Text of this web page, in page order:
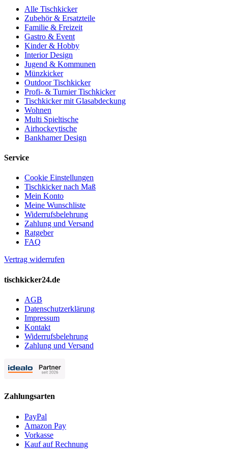
Varianten
auf.
Die
Optionen
können
auf
der
Produktseite
gewählt
werden
Alle Tischkicker
Zubehör & Ersatzteile
Familie & Freizeit
Gastro & Event
Kinder & Hobby
Interior Design
Jugend & Kommunen
Münzkicker
Outdoor Tischkicker
Profi- & Turnier Tischkicker
Tischkicker mit Glasabdeckung
Wohnen
Multi Spieltische
Airhockeytische
Bankhamer Design
Service
Cookie Einstellungen
Tischkicker nach Maß
Mein Konto
Meine Wunschliste
Widerrufsbelehrung
Zahlung und Versand
Ratgeber
FAQ
Vertrag widerrufen
tischkicker24.de
AGB
Datenschutzerklärung
Impressum
Kontakt
Widerrufsbelehrung
Zahlung und Versand
Zahlungsarten
PayPal
Amazon Pay
Vorkasse
Kauf auf Rechnung